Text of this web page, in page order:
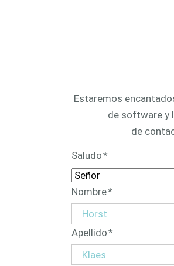
Estaremos
de software y
de
Campo
obligatorio
Saludo*
Campo
obligatorio
Nombre*
Campo
obligatorio
Apellido*